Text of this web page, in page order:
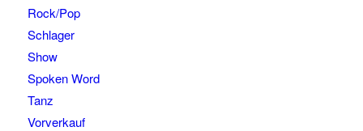
Rock/Pop
Schlager
Show
Spoken Word
Tanz
Vorverkauf